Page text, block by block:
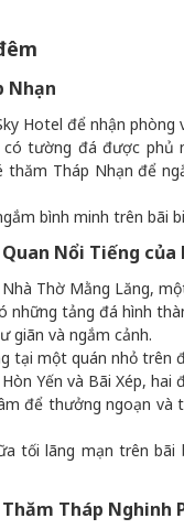
Nhạn
Hotel để nhận phòng
tường đá được phủ
Tháp Nhạn để
bình minh trên bãi
Nổi Tiếng của
Thờ Mằng Lăng,
những tảng đá hình
giãn và ngắm cảnh.
tại một quán nhỏ trên
Yến và Bãi Xép,
để thưởng ngoạn và
tối lãng mạn trên
Tháp Nghinh